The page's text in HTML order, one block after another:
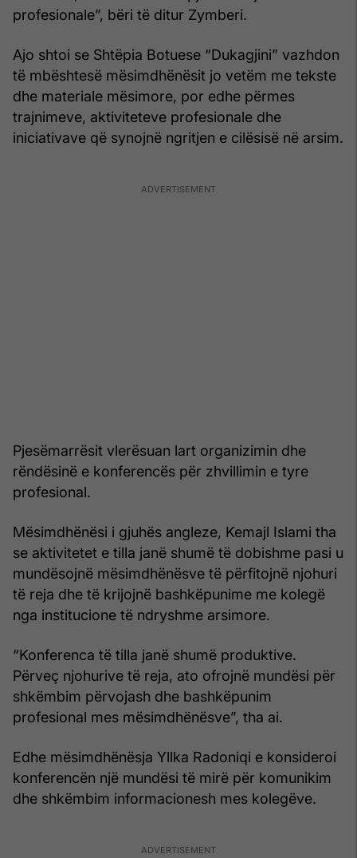
profesionale”, bëri të ditur Zymberi.
Ajo shtoi se Shtëpia Botuese “Dukagjini” vazhdon
të mbështesë mësimdhënësit jo vetëm me tekste
dhe materiale mësimore, por edhe përmes
trajnimeve, aktiviteteve profesionale dhe
iniciativave që synojnë ngritjen e cilësisë në arsim.
Pjesëmarrësit vlerësuan lart organizimin dhe
rëndësinë e konferencës për zhvillimin e tyre
profesional.
Mësimdhënësi i gjuhës angleze, Kemajl Islami tha
se aktivitetet e tilla janë shumë të dobishme pasi u
mundësojnë mësimdhënësve të përfitojnë njohuri
të reja dhe të krijojnë bashkëpunime me kolegë
nga institucione të ndryshme arsimore.
“Konferenca të tilla janë shumë produktive.
Përveç njohurive të reja, ato ofrojnë mundësi për
shkëmbim përvojash dhe bashkëpunim
profesional mes mësimdhënësve”, tha ai.
Edhe mësimdhënësja Yllka Radoniqi e konsideroi
konferencën një mundësi të mirë për komunikim
dhe shkëmbim informacionesh mes kolegëve.